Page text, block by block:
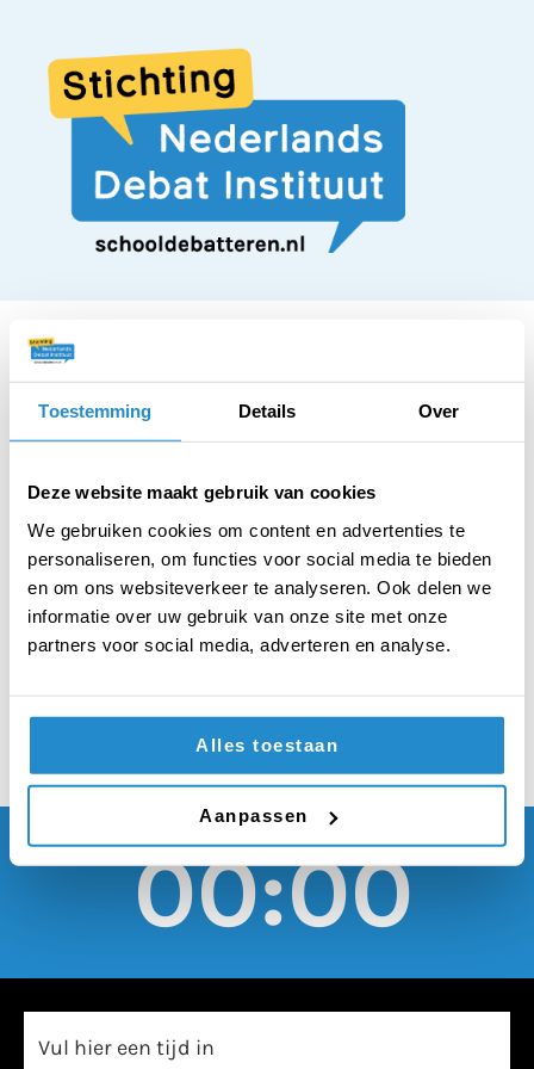
Toestemming Details Over
Deze website maakt gebruik van cookies
We gebruiken cookies om content en advertenties te
personaliseren, om functies voor social media te bieden
en om ons websiteverkeer te analyseren. Ook delen we
informatie over uw gebruik van onze site met onze
partners voor social media, adverteren en analyse.
Alles toestaan
Aanpassen
STELLING
Wie spijbelt om te
demonstreren haalt
automatisch zijn of
haar eindexamen
00:00